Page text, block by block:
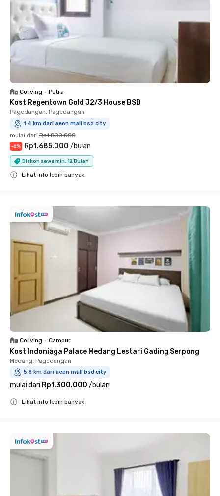
Coliving • Putra
Kost Regentown Gold J2/3 House BSD
Pagedangan, Pagedangan
1.4 km dari aeon mall bsd city
mulai dari Rp1.800.000
-6% Rp1.685.000 /bulan
Diskon sewa min. 12 Bulan
Lihat info lebih banyak
Coliving • Campur
Kost Indoniaga Palace Medang Lestari Gading Serpong
Medang, Pagedangan
5.8 km dari aeon mall bsd city
mulai dari Rp1.300.000 /bulan
Lihat info lebih banyak